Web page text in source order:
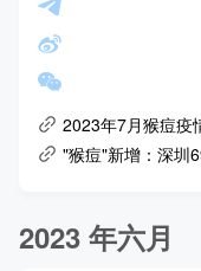
2023年7月猴痘疫
"猴痘"新增：深圳
2023 年六月